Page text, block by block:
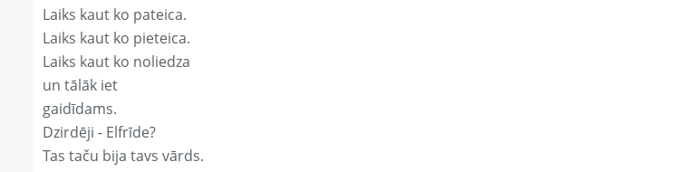
Laiks kaut ko pateica.
Laiks kaut ko pieteica.
Laiks kaut ko noliedza
un tālāk iet
gaidīdams.
Dzirdēji - Elfrīde?
Tas taču bija tavs vārds.